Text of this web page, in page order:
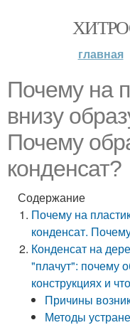
главная
Почему на
внизу
Почему
конденсат?
Содержание
Почему на
конденсат.
Конденсат на
"плачут": почему
конструкциях и
Причины
Методы